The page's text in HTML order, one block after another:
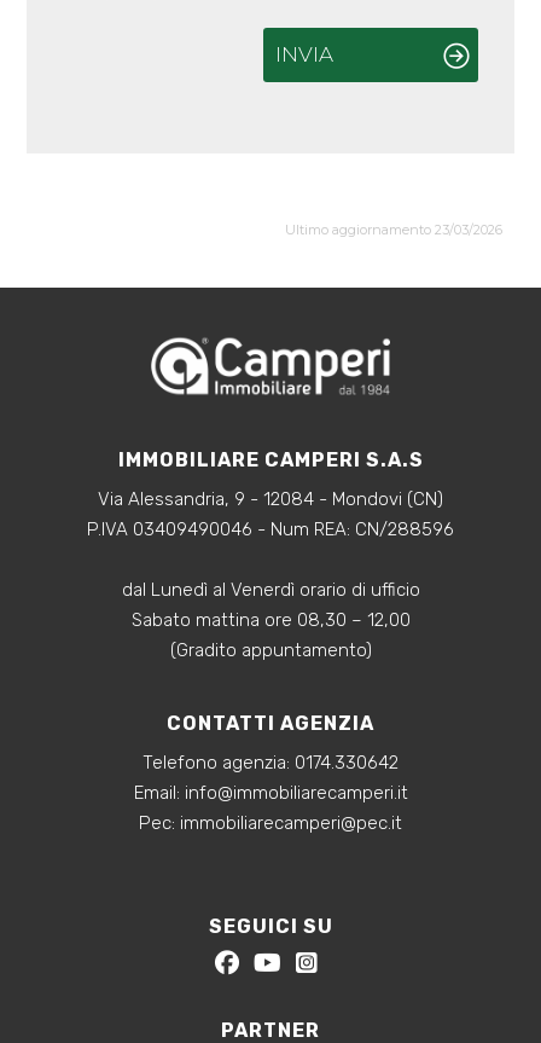
INVIA
Ultimo aggiornamento 23/03/2026
IMMOBILIARE CAMPERI S.A.S
Via Alessandria, 9 - 12084 - Mondovi (CN)
P.IVA 03409490046 - Num REA: CN/288596
dal Lunedì al Venerdì orario di ufficio
Sabato mattina ore 08,30 – 12,00
(Gradito appuntamento)
CONTATTI AGENZIA
Telefono agenzia: 0174.330642
‍Email: info@immobiliarecamperi.it
‍Pec: immobiliarecamperi@pec.it
SEGUICI SU
PARTNER